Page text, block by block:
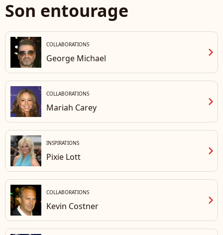
Son entourage
COLLABORATIONS
George Michael chevron_right
COLLABORATIONS
Mariah Carey chevron_right
INSPIRATIONS
Pixie Lott chevron_right
COLLABORATIONS
Kevin Costner chevron_right